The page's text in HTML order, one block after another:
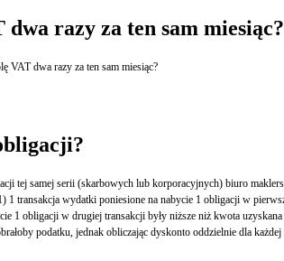
razy za ten sam miesiąc?
VAT dwa razy za ten sam miesiąc?